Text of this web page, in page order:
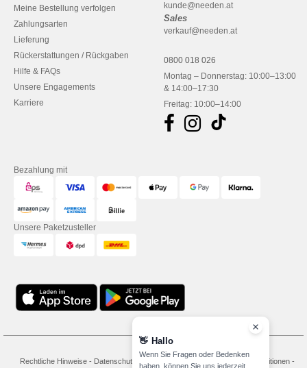
Meine Bestellung verfolgen
Zahlungsarten
Lieferung
Rückerstattungen / Rückgaben
Hilfe & FAQs
Unsere Engagements
Karriere
kunde@needen.at
Sales
verkauf@needen.at
0800 018 026
Montag – Donnerstag: 10:00–13:00
& 14:00–17:30
Freitag: 10:00–14:00
Bezahlung mit
Unsere Paketzusteller
Rechtliche Hinweise- Datenschutzbestimmungen - Bedingungen und Konditionen-
👋 Hallo
Wenn Sie Fragen oder Bedenken
haben, können Sie uns jederzeit